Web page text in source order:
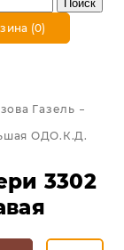
(0)
Газель
ОДО.К.Д.
3302